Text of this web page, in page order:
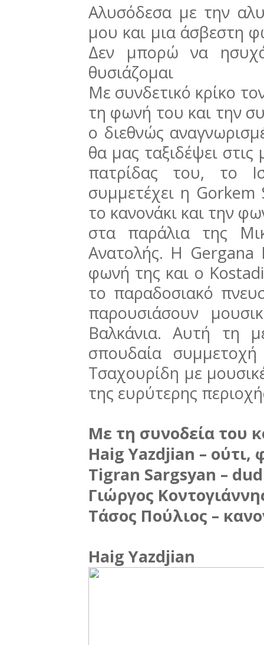
Αλυσόδεσα με την
μου και μια άσβεστη
Δεν μπορώ να
θυσιάζομαι
Με συνδετικό κρίκο
τη φωνή του και την
ο διεθνώς
θα μας ταξιδέψει
πατρίδας του, το
συμμετέχει η
το κανονάκι και την
στα παράλια της
Ανατολής. Η Gergana
φωνή της και ο
το παραδοσιακό
παρουσιάσουν
Βαλκάνια. Αυτή τη
σπουδαία
Τσαχουρίδη με
της ευρύτερης
Με τη συνοδεία του
Haig Yazdjian – ούτι,
Tigran Sargsyan –
Γιώργος
Τάσος Πούλιος –
Haig Yazdjian